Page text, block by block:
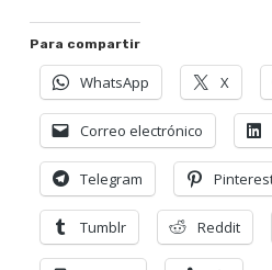
Para compartir
WhatsApp X
Correo electrónico
Telegram
Tumblr Reddit